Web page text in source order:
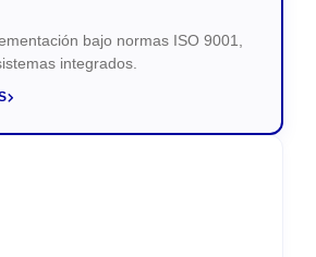
bajo normas ISO 9001,
integrados.